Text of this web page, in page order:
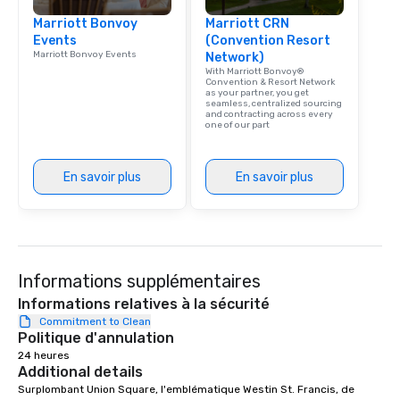
experience with three
signature dishes at
Our affordable tours
included. The only
are drinks. However,
package upgrade is
Our exclusive
ultimate networking
right of you. Because
Marriott Bonvoy
Events
Marriott Bonvoy Events
En savoir plus
Marriott CRN
(Convention Resort
Network)
With Marriott Bonvoy®
Convention & Resort Network
as your partner, you get
seamless, centralized sourcing
and contracting across every
one of our part
En savoir plus
Informations supplémentaires
Informations relatives à la sécurité
Commitment to Clean
Politique d'annulation
24 heures
Additional details
Surplombant Union Square, l'emblématique Westin St. Francis, de